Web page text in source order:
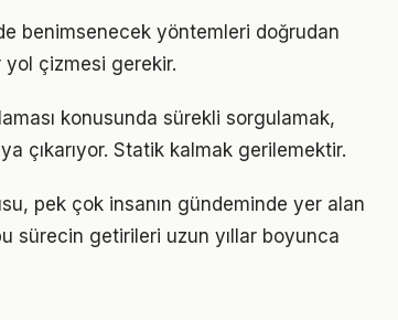
benimsenecek yöntemleri doğrudan
çizmesi gerekir.
konusunda sürekli sorgulamak,
çıkarıyor. Statik kalmak gerilemektir.
pek çok insanın gündeminde yer alan
sürecin getirileri uzun yıllar boyunca